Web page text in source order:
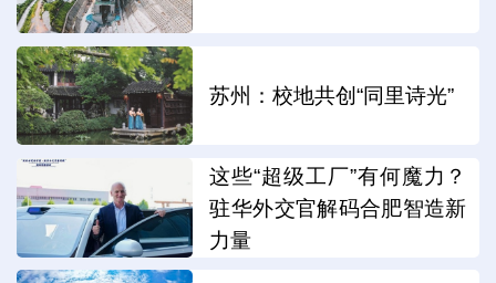
苏州：校地共创“同里诗光”
这些“超级工厂”有何魔力？
驻华外交官解码合肥智造新
力量